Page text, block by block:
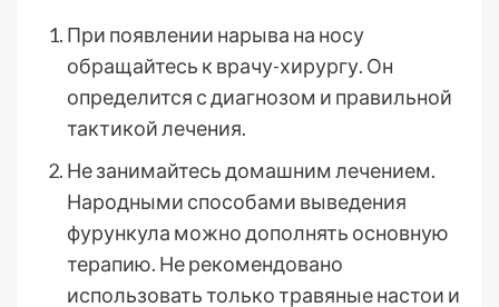
При появлении нарыва на носу
обращайтесь к врачу-хирургу. Он
определится с диагнозом и правильной
тактикой лечения.
Не занимайтесь домашним лечением.
Народными способами выведения
фурункула можно дополнять основную
терапию. Не рекомендовано
использовать только травяные настои и